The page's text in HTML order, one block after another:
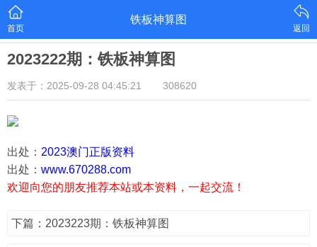
首页
铁板神算图
返回
2023222期：铁板神算图
发表于：2025-09-28 04:45:21 308620
出处： 2023澳门正版资料
出处： www.670288.com
欢迎向您的朋友推荐本站或本资料，一起交流！
下篇：2023223期：铁板神算图